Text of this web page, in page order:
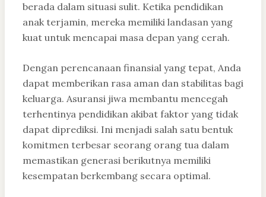
berada dalam situasi sulit. Ketika pendidikan
anak terjamin, mereka memiliki landasan yang
kuat untuk mencapai masa depan yang cerah.
Dengan perencanaan finansial yang tepat, Anda
dapat memberikan rasa aman dan stabilitas bagi
keluarga. Asuransi jiwa membantu mencegah
terhentinya pendidikan akibat faktor yang tidak
dapat diprediksi. Ini menjadi salah satu bentuk
komitmen terbesar seorang orang tua dalam
memastikan generasi berikutnya memiliki
kesempatan berkembang secara optimal.